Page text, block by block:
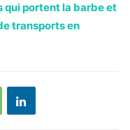
qui portent la barbe et
transports en